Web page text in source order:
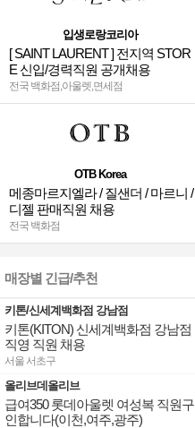
입생로랑코리아
[ SAINT LAURENT ] 전지역 STOR
E 신입/경력직원 공개채용
전국 백화점,아울렛,면세점
OTB Korea
메종마르지엘라 / 질샌더 / 마르니 /
디젤 판매직원 채용
전국 백화점
매장별 긴급/추천
키톤/신세계백화점 강남점
키톤(KITON) 신세계백화점 강남점
직영 직원 채용
서울 서초구
올리브데올리브
급여350 롯데아울렛 여성복 직원구
인합니다(이천,여주,광주)